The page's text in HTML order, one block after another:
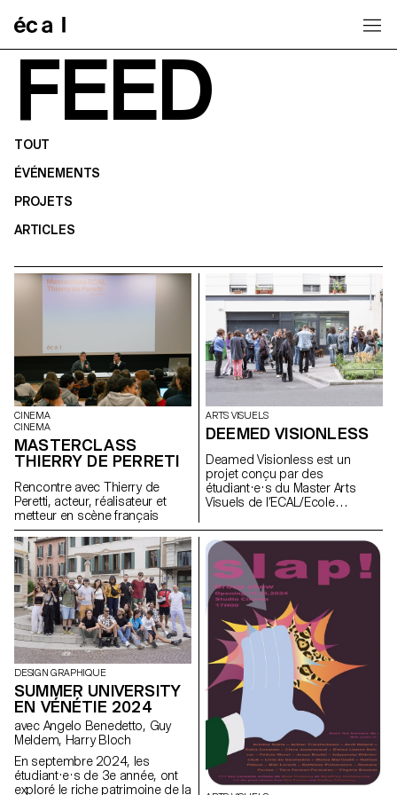
FEED
TOUT
ÉVÉNEMENTS
PROJETS
ARTICLES
CINEMA
CINEMA
MASTERCLASS
THIERRY DE PERRETI
Rencontre avec Thierry de
Peretti, acteur, réalisateur et
metteur en scène français
ARTS VISUELS
DEEMED VISIONLESS
Deamed Visionless est un
projet conçu par des
étudiant·e·s du Master Arts
Visuels de l’ECAL/Ecole
DESIGN GRAPHIQUE
SUMMER UNIVERSITY
EN VÉNÉTIE 2024
avec Angelo Benedetto, Guy
Meldem, Harry Bloch
En septembre 2024, les
étudiant·e·s de 3e année, ont
exploré le riche patrimoine de la